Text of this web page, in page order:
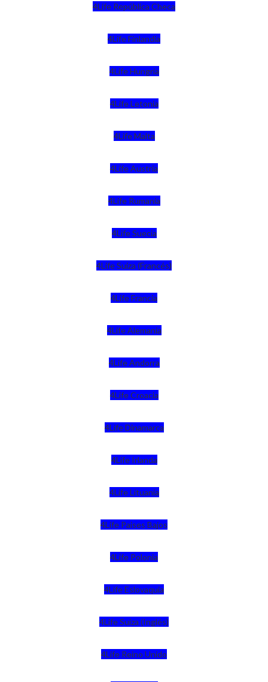
4Life República Checa
4Life Finlandia
4Life Hungria
4Life Letonia
4Life Malta
4Life Austria
4Life Rumania
4Life Suecia
4Life Suiza (Francés)
4Life Francia
4Life Alemania
4Life Andorra
4Life Croacia
4Life Dinamarca
4Life Irlanda
4Life Lituania
4Life Paises Bajos
4Life Polonia
4Life Eslovaquia
4Life Suiza (Inglés)
4Life Reino Unido